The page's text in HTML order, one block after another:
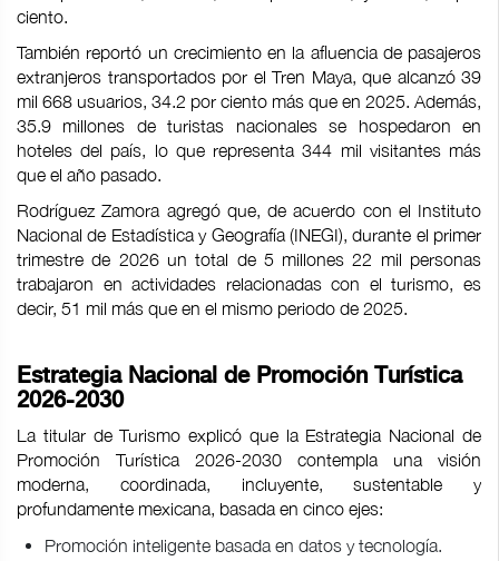
ciento.
También reportó un crecimiento en la afluencia de pasajeros
extranjeros transportados por el Tren Maya, que alcanzó 39
mil 668 usuarios, 34.2 por ciento más que en 2025. Además,
35.9 millones de turistas nacionales se hospedaron en
hoteles del país, lo que representa 344 mil visitantes más
que el año pasado.
Rodríguez Zamora agregó que, de acuerdo con el Instituto
Nacional de Estadística y Geografía (INEGI), durante el primer
trimestre de 2026 un total de 5 millones 22 mil personas
trabajaron en actividades relacionadas con el turismo, es
decir, 51 mil más que en el mismo periodo de 2025.
Estrategia Nacional de Promoción Turística
2026-2030
La titular de Turismo explicó que la Estrategia Nacional de
Promoción Turística 2026-2030 contempla una visión
moderna, coordinada, incluyente, sustentable y
profundamente mexicana, basada en cinco ejes:
Promoción inteligente basada en datos y tecnología.